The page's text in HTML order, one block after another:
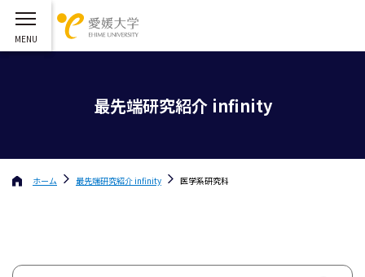
最先端研究紹介 infinity
ホーム 最先端研究紹介 infinity 医学系研究科